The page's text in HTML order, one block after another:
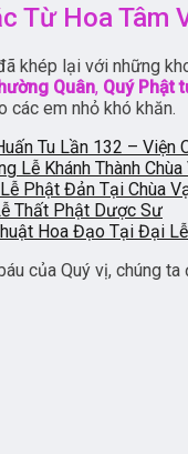
Từ Hoa Tâm
khép lại với những
Quân, Quý Phật
các em nhỏ khó khăn.
Tu Lần 132 – Viện
Lễ Khánh Thành Chùa
Phật Đản Tại Chùa
Thất Phật Dược Sư
Hoa Đạo Tại Đại
của Quý vị, chúng ta